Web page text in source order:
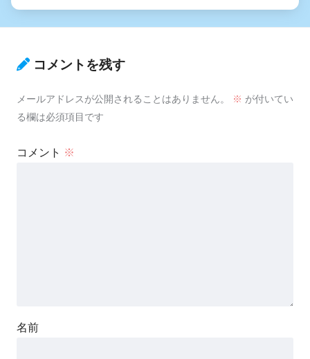
コメントを残す
メールアドレスが公開されることはありません。 ※ が付いてい
る欄は必須項目です
コメント ※
名前